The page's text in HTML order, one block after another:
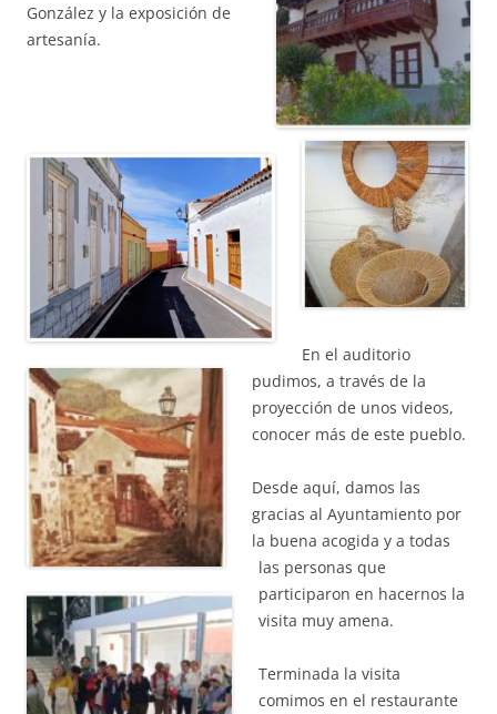
González y la exposición de
artesanía.
En el auditorio
pudimos, a través de la
proyección de unos videos,
conocer más de este pueblo.
Desde aquí, damos las
gracias al Ayuntamiento por
la buena acogida y a todas
las personas que
participaron en hacernos la
visita muy amena.
Terminada la visita
comimos en el restaurante